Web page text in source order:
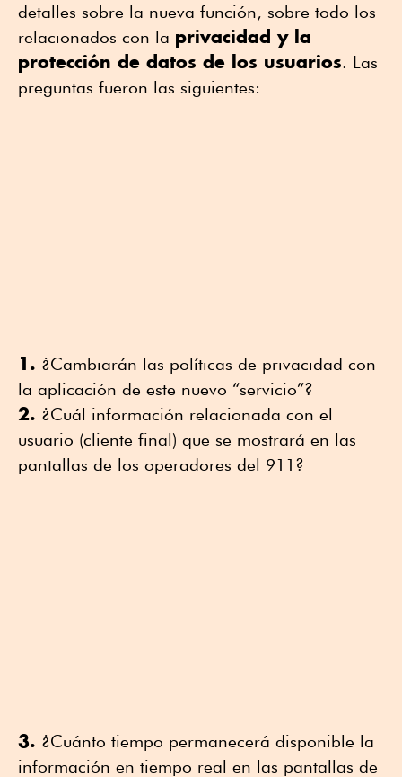
detalles sobre la nueva función, sobre todo los
relacionados con la privacidad y la
protección de datos de los usuarios. Las
preguntas fueron las siguientes:
1. ¿Cambiarán las políticas de privacidad con
la aplicación de este nuevo “servicio”?
2. ¿Cuál información relacionada con el
usuario (cliente final) que se mostrará en las
pantallas de los operadores del 911?
3. ¿Cuánto tiempo permanecerá disponible la
información en tiempo real en las pantallas de